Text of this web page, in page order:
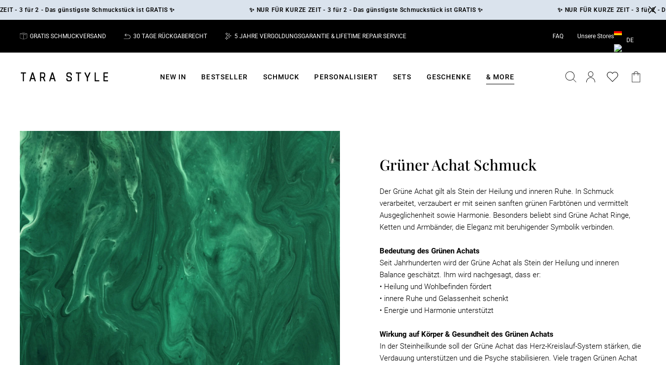
zum
3 für 2 - Das günstigste Schmuckstück ist GRATIS ✨ ✨ NUR FÜR KURZE ZEIT - 3 für 2 - Das günstigste Schmuckstück ist GRATIS ✨ ✨ NUR FÜR KURZE ZEIT - 3 für 2 - Das
Diashow
GRATIS SCHMUCKVERSAND 30 TAGE RÜCKGABERECHT 5 JAHRE VERGOLDUNGSGARANTIE & LIFETIME REPAIR SERVICE FAQ Unsere Stores
DE
DE
NEW IN BESTSELLER SCHMUCK PERSONALISIERT SETS GESCHENKE & MORE SUCHE EINLOGGEN
Grüner Achat Schmuck
Der Grüne Achat gilt als Stein der Heilung und inneren Ruhe. In Schmuck
verarbeitet, verzaubert er mit seinen sanften grünen Farbtönen und vermittelt
Ausgeglichenheit sowie Harmonie. Besonders beliebt sind Grüne Achat Ringe,
Ketten und Armbänder, die Eleganz mit beruhigender Symbolik verbinden.
Bedeutung des Grünen Achats
Seit Jahrhunderten wird der Grüne Achat als Stein der Heilung und inneren
Balance geschätzt. Ihm wird nachgesagt, dass er:
• Heilung und Wohlbefinden fördert
• innere Ruhe und Gelassenheit schenkt
• Energie und Harmonie unterstützt
Wirkung auf Körper & Gesundheit des Grünen Achats
In der Steinheilkunde soll der Grüne Achat das Herz-Kreislauf-System stärken, die
Verdauung unterstützen und die Psyche stabilisieren. Viele tragen Grünen Achat